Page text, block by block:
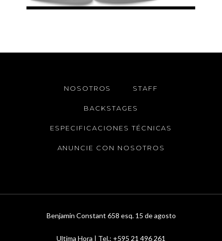
NOSOTROS STAFF
BACKSTAGES
ESPECIFICACIONES TÉCNICAS
ANUNCIE CON NOSOTROS
Benjamin Constant 658 esq. 15 de agosto
Ultima Hora | Tel.: +595 21 496 261